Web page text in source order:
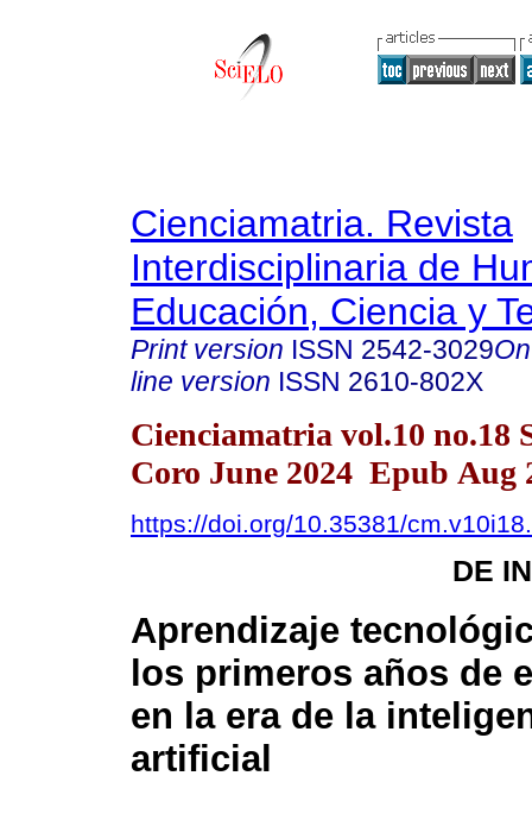
Cienciamatria. Revista
Interdisciplinaria de
Educación, Ciencia y
Print version ISSN 2542-3029
line version ISSN 2610-802X
Cienciamatria vol.10 no.18
Coro June 2024 Epub Aug
https://doi.org/10.35381/
DE
Aprendizaje
los primeros años de
en la era de la
artificial